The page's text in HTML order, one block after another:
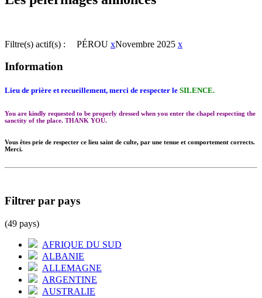
Filtre(s) actif(s) : PÉROU xNovembre 2025 x
Information
Lieu de prière et recueillement, merci de respecter le SILENCE.
You are kindly requested to be properly dressed when you enter the chapel respecting the
sanctity of the place. THANK YOU.
Vous êtes prie de respecter ce lieu saint de culte, par une tenue et comportement corrects.
Merci.
Filtrer par pays
(49 pays)
AFRIQUE DU SUD
ALBANIE
ALLEMAGNE
ARGENTINE
AUSTRALIE